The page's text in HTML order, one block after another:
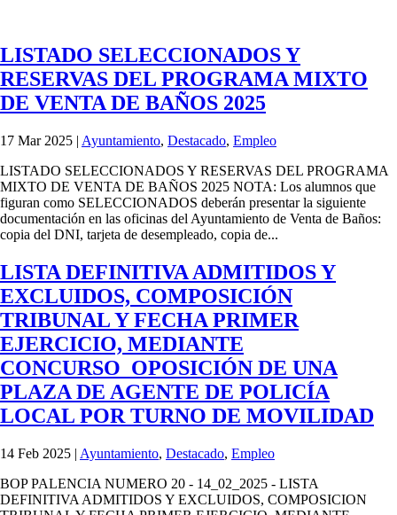
LISTADO SELECCIONADOS Y
RESERVAS DEL PROGRAMA MIXTO
DE VENTA DE BAÑOS 2025
17 Mar 2025 | Ayuntamiento, Destacado, Empleo
LISTADO SELECCIONADOS Y RESERVAS DEL PROGRAMA
MIXTO DE VENTA DE BAÑOS 2025 NOTA: Los alumnos que
figuran como SELECCIONADOS deberán presentar la siguiente
documentación en las oficinas del Ayuntamiento de Venta de Baños:
copia del DNI, tarjeta de desempleado, copia de...
LISTA DEFINITIVA ADMITIDOS Y
EXCLUIDOS, COMPOSICIÓN
TRIBUNAL Y FECHA PRIMER
EJERCICIO, MEDIANTE
CONCURSO_OPOSICIÓN DE UNA
PLAZA DE AGENTE DE POLICÍA
LOCAL POR TURNO DE MOVILIDAD
14 Feb 2025 | Ayuntamiento, Destacado, Empleo
BOP PALENCIA NUMERO 20 - 14_02_2025 - LISTA
DEFINITIVA ADMITIDOS Y EXCLUIDOS, COMPOSICION